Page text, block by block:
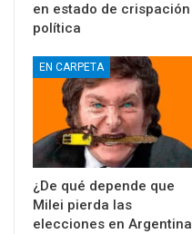
en estado de crispación
política
EN CARPETA
¿De qué depende que
Milei pierda las
elecciones en Argentina